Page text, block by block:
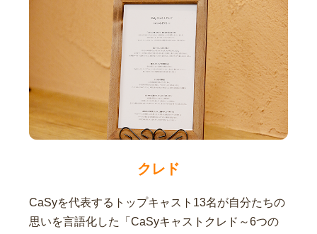
クレド
CaSyを代表するトップキャスト13名が自分たちの
思いを言語化した「CaSyキャストクレド～6つの